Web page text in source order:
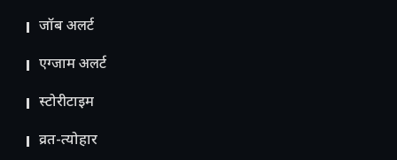
जॉब अलर्ट
एग्जाम अलर्ट
स्टोरीटाइम
व्रत-त्योहार